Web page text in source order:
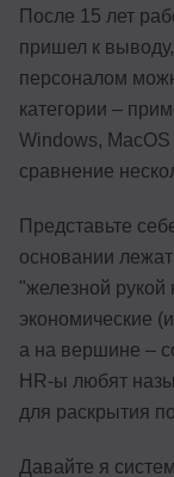
После 15 лет
пришел к
персоналом
категории –
Windows,
сравнение
Представьте
основании
"железной рукой
экономические
а на вершине –
HR-ы любят
для раскрытия
Давайте я